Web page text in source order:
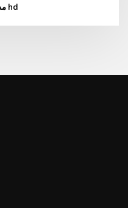
مشاهدة السقوط على الانترنت الانجليزية hd